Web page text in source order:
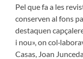
Pel que fa a les
conserven al fons
destaquen
i nou», on
Casas, Joan